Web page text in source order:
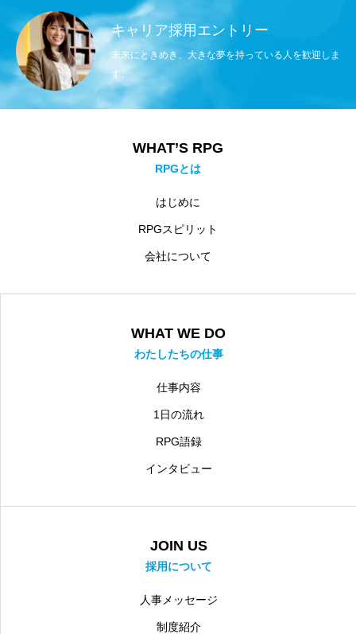
キャリア採用エントリー
未来にときめき、大きな夢を持っている人を歓迎しま
す。
WHAT’S RPG
RPGとは
はじめに
RPGスピリット
会社について
WHAT WE DO
わたしたちの仕事
仕事内容
1日の流れ
RPG語録
インタビュー
JOIN US
採用について
人事メッセージ
制度紹介